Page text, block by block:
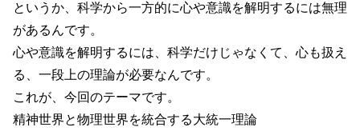
というか、科学から一方的に心や意識を解明するには無理
があるんです。
心や意識を解明するには、科学だけじゃなくて、心も扱え
る、一段上の理論が必要なんです。
これが、今回のテーマです。
精神世界と物理世界を統合する大統一理論